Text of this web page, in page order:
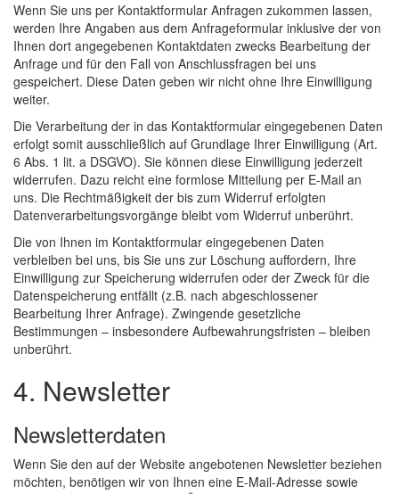
Wenn Sie uns per Kontaktformular Anfragen zukommen lassen,
werden Ihre Angaben aus dem Anfrageformular inklusive der von
Ihnen dort angegebenen Kontaktdaten zwecks Bearbeitung der
Anfrage und für den Fall von Anschlussfragen bei uns
gespeichert. Diese Daten geben wir nicht ohne Ihre Einwilligung
weiter.
Die Verarbeitung der in das Kontaktformular eingegebenen Daten
erfolgt somit ausschließlich auf Grundlage Ihrer Einwilligung (Art.
6 Abs. 1 lit. a DSGVO). Sie können diese Einwilligung jederzeit
widerrufen. Dazu reicht eine formlose Mitteilung per E-Mail an
uns. Die Rechtmäßigkeit der bis zum Widerruf erfolgten
Datenverarbeitungsvorgänge bleibt vom Widerruf unberührt.
Die von Ihnen im Kontaktformular eingegebenen Daten
verbleiben bei uns, bis Sie uns zur Löschung auffordern, Ihre
Einwilligung zur Speicherung widerrufen oder der Zweck für die
Datenspeicherung entfällt (z.B. nach abgeschlossener
Bearbeitung Ihrer Anfrage). Zwingende gesetzliche
Bestimmungen – insbesondere Aufbewahrungsfristen – bleiben
unberührt.
4. Newsletter
Newsletterdaten
Wenn Sie den auf der Website angebotenen Newsletter beziehen
möchten, benötigen wir von Ihnen eine E-Mail-Adresse sowie